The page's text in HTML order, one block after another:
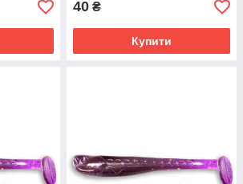
40 ₴
Купити